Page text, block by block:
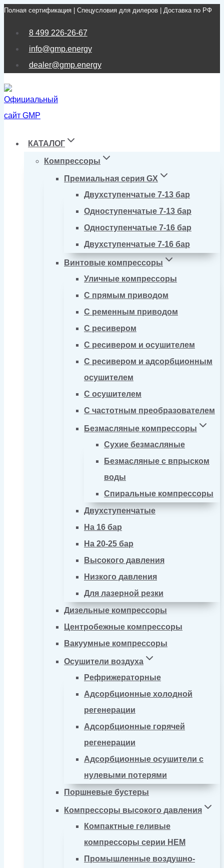
Перейти
Полная сертификация | Спецусловия для дилеров | Доставка по РФ
8 499 226-26-67
info@gmp.energy
dealer@gmp.energy
КАТАЛОГ
Компрессоры
Премиальная серия GX
Двухступенчатые 7-13 бар
Одноступенчатые 7-13 бар
Одноступенчатые 7-16 бар
Двухступенчатые 7-16 бар
Винтовые компрессоры
Уличные компрессоры
С прямым приводом
С ременным приводом
С ресивером
С ресивером и осушителем
С ресивером и адсорбционным
осушителем
С осушителем
С частотным преобразователем
Безмасляные компрессоры
Сухие безмасляные
Безмасляные с впрыском
воды
Спиральные компрессоры
Двухступенчатые
На 16 бар
На 20-25 бар
Высокого давления
Низкого давления
Для лазерной резки
Дизельные компрессоры
Центробежные компрессоры
Вакуумные компрессоры
Осушители воздуха
Рефрижераторные
Адсорбционные холодной
регенерации
Адсорбционные горячей
регенерации
Адсорбционные осушители с
нулевыми потерями
Поршневые бустеры
Компрессоры высокого давления
Компактные геливые
компрессоры серии HEM
Промышленные воздушно-